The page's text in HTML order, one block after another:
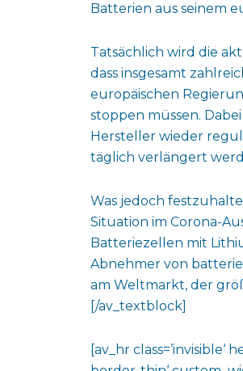
Batterien aus seinem
Tatsächlich wird die
dass insgesamt
europäischen
stoppen müssen.
Hersteller wieder
täglich verlängert
Was jedoch
Situation im Corona-
Batteriezellen mit
Abnehmer von
am Weltmarkt, der
[/av_textblock]
[av_hr class=’invisible‘